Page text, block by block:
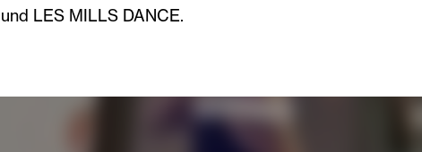
und LES MILLS DANCE.